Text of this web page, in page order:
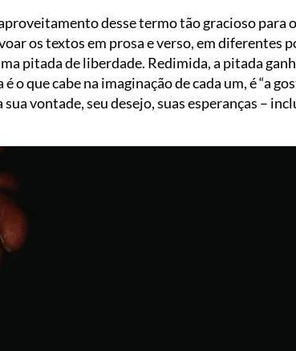
desse termo tão gracioso para
os textos em prosa e verso, em diferentes
pitada de liberdade. Redimida, a pitada
o que cabe na imaginação de cada um, é “a
vontade, seu desejo, suas esperanças –